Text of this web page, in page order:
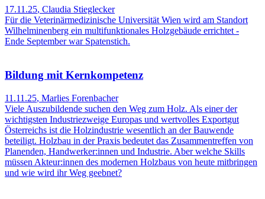
17.11.25, Claudia Stieglecker
Für die Veterinärmedizinische Universität Wien wird am Standort
Wilhelminenberg ein multifunktionales Holzgebäude errichtet -
Ende September war Spatenstich.
Bildung mit Kernkompetenz
11.11.25, Marlies Forenbacher
Viele Auszubildende suchen den Weg zum Holz. Als einer der
wichtigsten Industriezweige Europas und wertvolles Exportgut
Österreichs ist die Holzindustrie wesentlich an der Bauwende
beteiligt. Holzbau in der Praxis bedeutet das Zusammentreffen von
Planenden, Handwerker:innen und Industrie. Aber welche Skills
müssen Akteur:innen des modernen Holzbaus von heute mitbringen
und wie wird ihr Weg geebnet?